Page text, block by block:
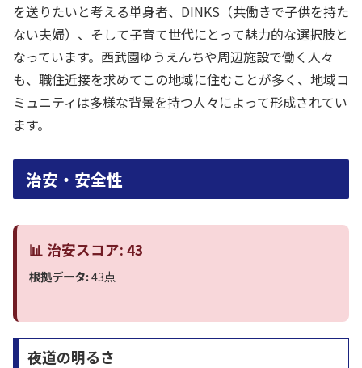
を送りたいと考える単身者、DINKS（共働きで子供を持た
ない夫婦）、そして子育て世代にとって魅力的な選択肢と
なっています。西武園ゆうえんちや周辺施設で働く人々
も、職住近接を求めてこの地域に住むことが多く、地域コ
ミュニティは多様な背景を持つ人々によって形成されてい
ます。
治安・安全性
📊 治安スコア: 43
根拠データ:43点
夜道の明るさ